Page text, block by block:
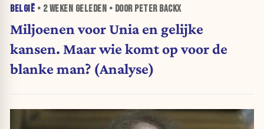
BELGIË • 2 WEKEN GELEDEN • DOOR PETER BACKX
Miljoenen voor Unia en gelijke
kansen. Maar wie komt op voor de
blanke man? (Analyse)